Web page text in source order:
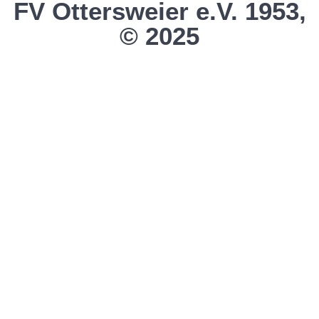
FV Ottersweier e.V. 1953,
© 2025